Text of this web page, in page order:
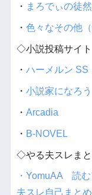
・ まろでぃの徒
・ 色々なその他（
◇小説投稿サイト
・ ハーメルン SS
・ 小説家になろ
・ Arcadia
・ B-NOVEL
◇やる夫スレまと
・YomuAA 読む
夫スレ自己まとめ